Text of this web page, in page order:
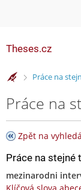
Theses.cz
>Práce na
Práce na
Zpět na
Práce na stejné
mezinarodni
Klíčová slova